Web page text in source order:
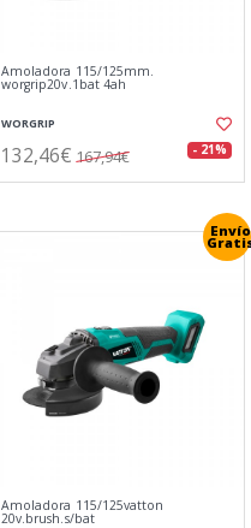
Amoladora 115/125mm.
worgrip20v.1bat 4ah
WORGRIP
132,46€ 167,94€ - 21%
Envío
Amoladora 115/125vatton
20v.brush.s/bat